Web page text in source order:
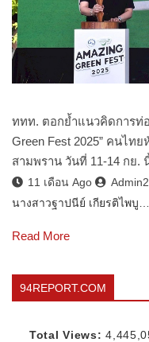
ททท. ตอกย้ำแนวคิดการท่อ
Green Fest 2025” คนไท
สามพราน วันที่ 11-14 กย.
11 เดือน Ago
Admin2
นางสาวฐาปนีย์ เกียรติไพบู…
Read More
94REPORT.COM
Total Views: